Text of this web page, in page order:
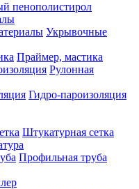
пенополистирол
Укрывочные
Праймер, мастика
Рулонная
Гидро-пароизоляция
Штукатурная сетка
Профильная труба